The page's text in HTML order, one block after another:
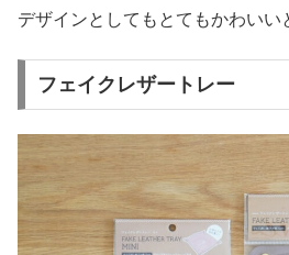
デザインとしてもとてもかわいい
フェイクレザートレー